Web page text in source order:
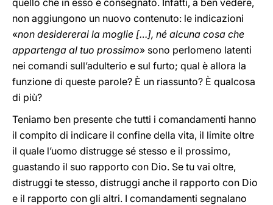
quello che in esso è consegnato. Infatti, a ben vedere,
non aggiungono un nuovo contenuto: le indicazioni
«non desidererai la moglie […], né alcuna cosa che
appartenga al tuo prossimo» sono perlomeno latenti
nei comandi sull’adulterio e sul furto; qual è allora la
funzione di queste parole? È un riassunto? È qualcosa
di più?
Teniamo ben presente che tutti i comandamenti hanno
il compito di indicare il confine della vita, il limite oltre
il quale l’uomo distrugge sé stesso e il prossimo,
guastando il suo rapporto con Dio. Se tu vai oltre,
distruggi te stesso, distruggi anche il rapporto con Dio
e il rapporto con gli altri. I comandamenti segnalano